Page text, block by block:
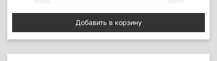
Добавить в корзину